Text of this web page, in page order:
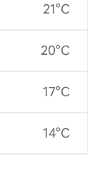
21°C
20°C
17°C
14°C